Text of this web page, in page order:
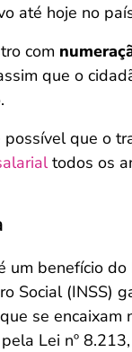
até hoje no
com
que o
possível que o
todos os
um benefício
Social (INSS)
se encaixam
Lei nº